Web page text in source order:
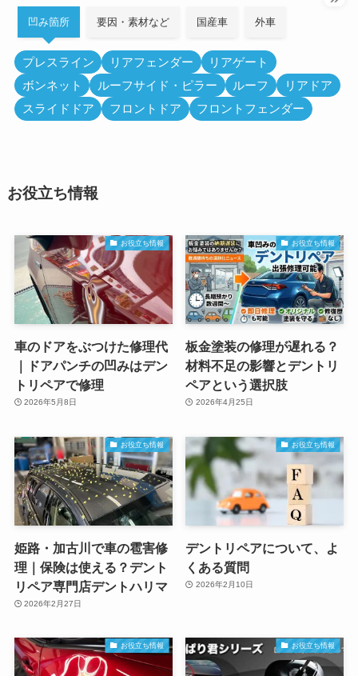
凹み箇所 要因・素材など 国産車 外車
プレスライン リアフェンダー
リアゲート
ボンネット
ルーフサイド・ピラー ルーフ
リアドア
スライドドア
フロントドア フロントフェンダー
お役立ち情報
お役立ち情報
車のドアをぶつけた修理代
｜ドアパンチの凹みはデン
トリペアで修理
2026年5月8日
お役立ち情報
板金塗装の修理が遅れる？
材料不足の影響とデントリ
ペアという選択肢
2026年4月25日
お役立ち情報
姫路・加古川で車の雹害修
理｜保険は使える？デント
リペア専門店デントハリマ
2026年2月27日
お役立ち情報
デントリペアについて、よ
くある質問
2026年2月10日
お役立ち情報 お役立ち情報